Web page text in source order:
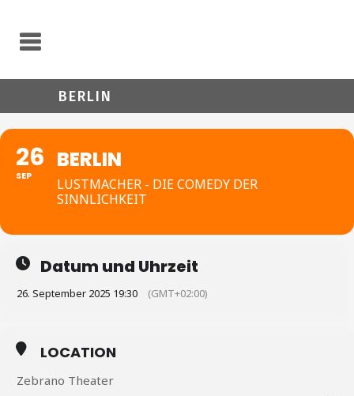
BERLIN
26
SEP
BERLIN
LUSTMACHER - DIE COMEDY DER
SINNLICHKEIT
Datum und Uhrzeit
26. September 2025 19:30 (GMT+02:00)
LOCATION
Zebrano Theater